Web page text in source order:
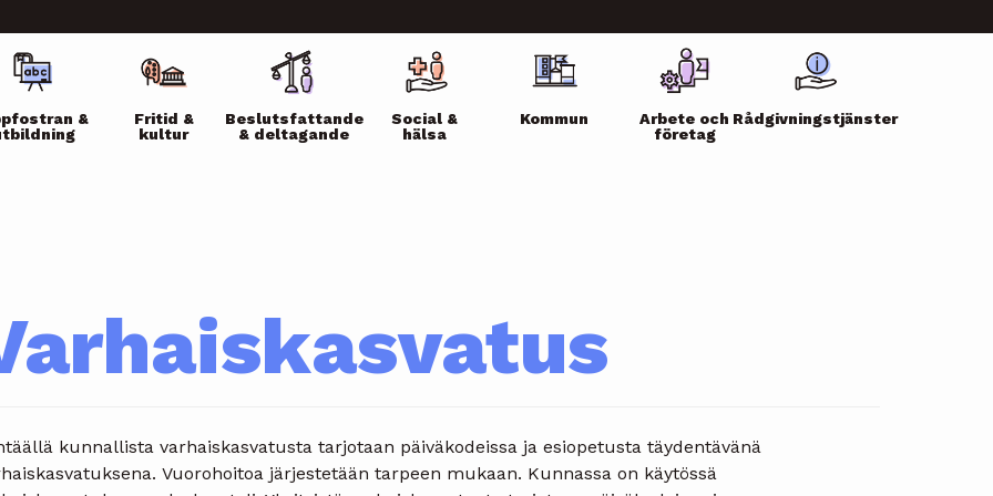
&
Fritid &
kultur
Beslutsfattande
& deltagande
Social &
hälsa
Kommun
Arbete och
företag
Rådgivningstjänster
kunnallista varhaiskasvatusta tarjotaan päiväkodeissa ja esiopetusta täydentävänä
Vuorohoitoa järjestetään tarpeen mukaan. Kunnassa on käytössä